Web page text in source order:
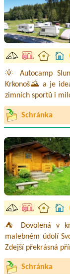
🌞 Autocamp
Krkonoš🌄 a je
zimních sportů i
Schránka
⛺ Dovolená v
malebném údolí
Zdejší překrásná
Schránka